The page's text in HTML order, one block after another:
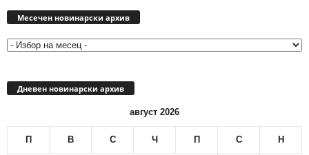
Месечен новинарски архив
Дневен новинарски архив
август 2026
П В С Ч П С Н